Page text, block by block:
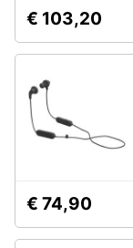
€ 103,20
€ 74,90